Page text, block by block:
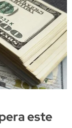
este